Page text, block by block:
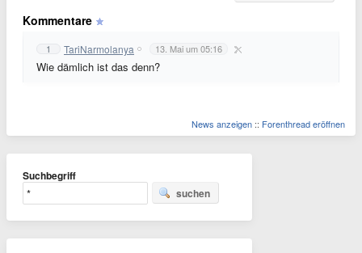
Kommentare
1 TariNarmolanya 13. Mai um 05:16
Wie dämlich ist das denn?
News anzeigen :: Forenthread eröffnen
Suchbegriff
suchen